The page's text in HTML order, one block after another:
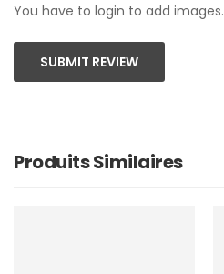
You have to login to add images.
SUBMIT REVIEW
Produits Similaires